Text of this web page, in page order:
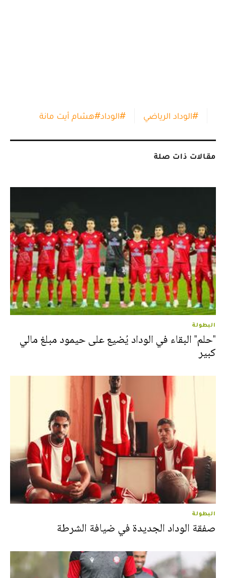
#الوداد الرياضي #الوداد#هشام أيت مانة
مقالات ذات صلة
البطولة
"حلم" البقاء في الوداد يُضيع على حيمود مبلغ مالي
كبير
البطولة
صفقة الوداد الجديدة في ضيافة الشرطة